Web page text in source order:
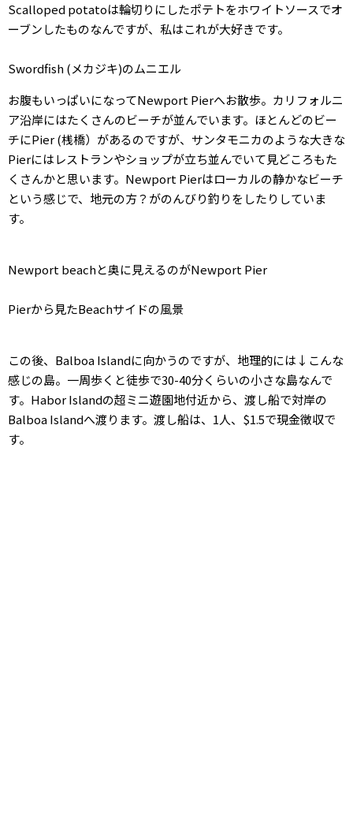
Scalloped potatoは輪切りにしたポテトをホワイトソースでオ
ーブンしたものなんですが、私はこれが大好きです。
Swordfish (メカジキ)のムニエル
お腹もいっぱいになってNewport Pierへお散歩。カリフォルニ
ア沿岸にはたくさんのビーチが並んでいます。ほとんどのビー
チにPier (桟橋）があるのですが、サンタモニカのような大きな
Pierにはレストランやショップが立ち並んでいて見どころもた
くさんかと思います。Newport Pierはローカルの静かなビーチ
という感じで、地元の方？がのんびり釣りをしたりしていま
す。
Newport beachと奥に見えるのがNewport Pier
Pierから見たBeachサイドの風景
この後、Balboa Islandに向かうのですが、地理的には↓こんな
感じの島。一周歩くと徒歩で30-40分くらいの小さな島なんで
す。Habor Islandの超ミニ遊園地付近から、渡し船で対岸の
Balboa Islandへ渡ります。渡し船は、1人、$1.5で現金徴収で
す。